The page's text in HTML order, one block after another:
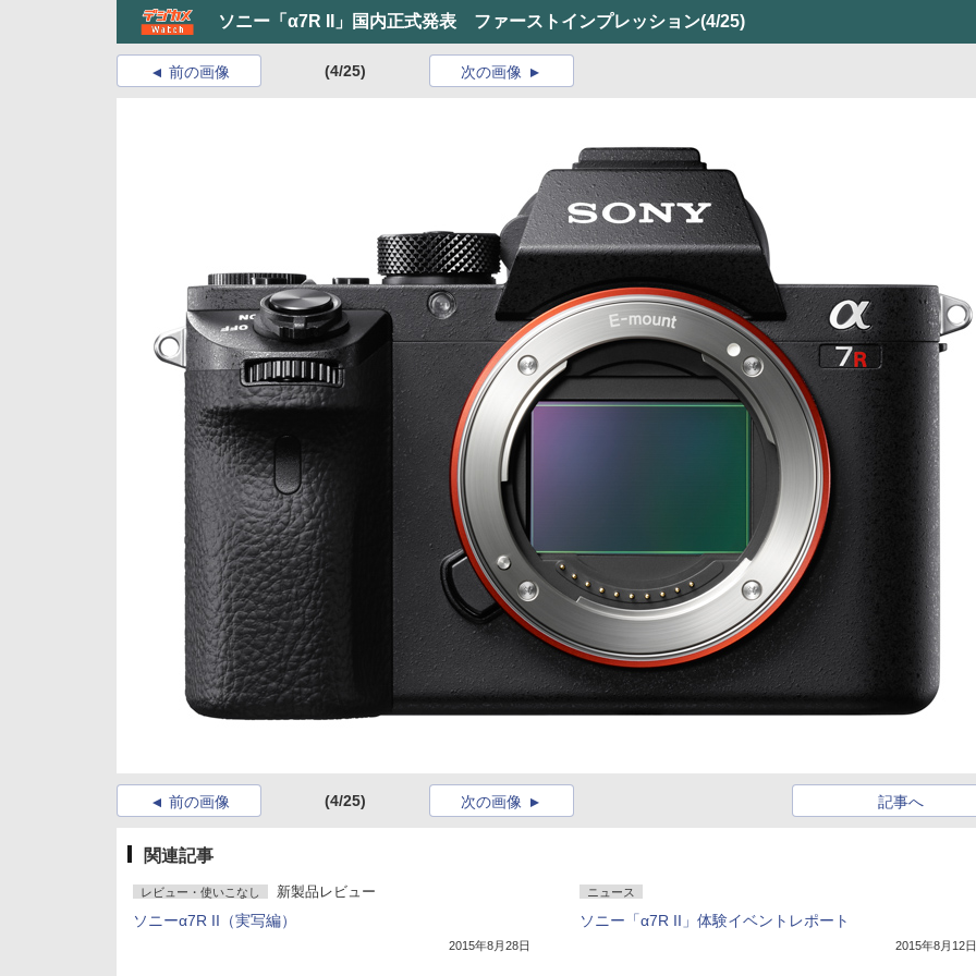
ソニー「α7R II」国内正式発表 ファーストインプレッション(4/25)
前の画像 (4/25) 次の画像
前の画像 (4/25) 記事へ
次の画像
関連記事
レビュー・使いこなし 新製品レビュー
ソニーα7R II（実写編）
2015年8月28日
ニュース
ソニー「α7R II」体験イベントレポート
2015年8月12日